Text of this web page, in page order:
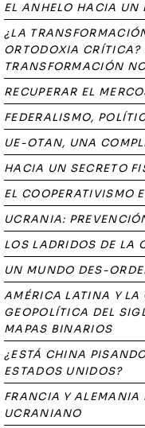
EL ANHELO HACIA UN
¿LA
ORTODOXIA CRÍTICA?
TRANSFORMACIÓN
RECUPERAR EL
FEDERALISMO,
UE-OTAN, UNA
HACIA UN SECRETO
EL COOPERATIVISMO
UCRANIA:
LOS LADRIDOS DE LA
UN MUNDO DES-
AMÉRICA LATINA Y LA
GEOPOLÍTICA DEL
MAPAS BINARIOS
¿ESTÁ CHINA
ESTADOS UNIDOS?
FRANCIA Y ALEMANIA
UCRANIANO